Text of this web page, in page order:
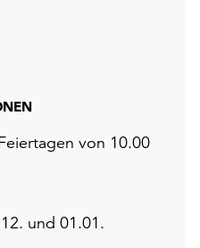
von 10.00
und 01.01.